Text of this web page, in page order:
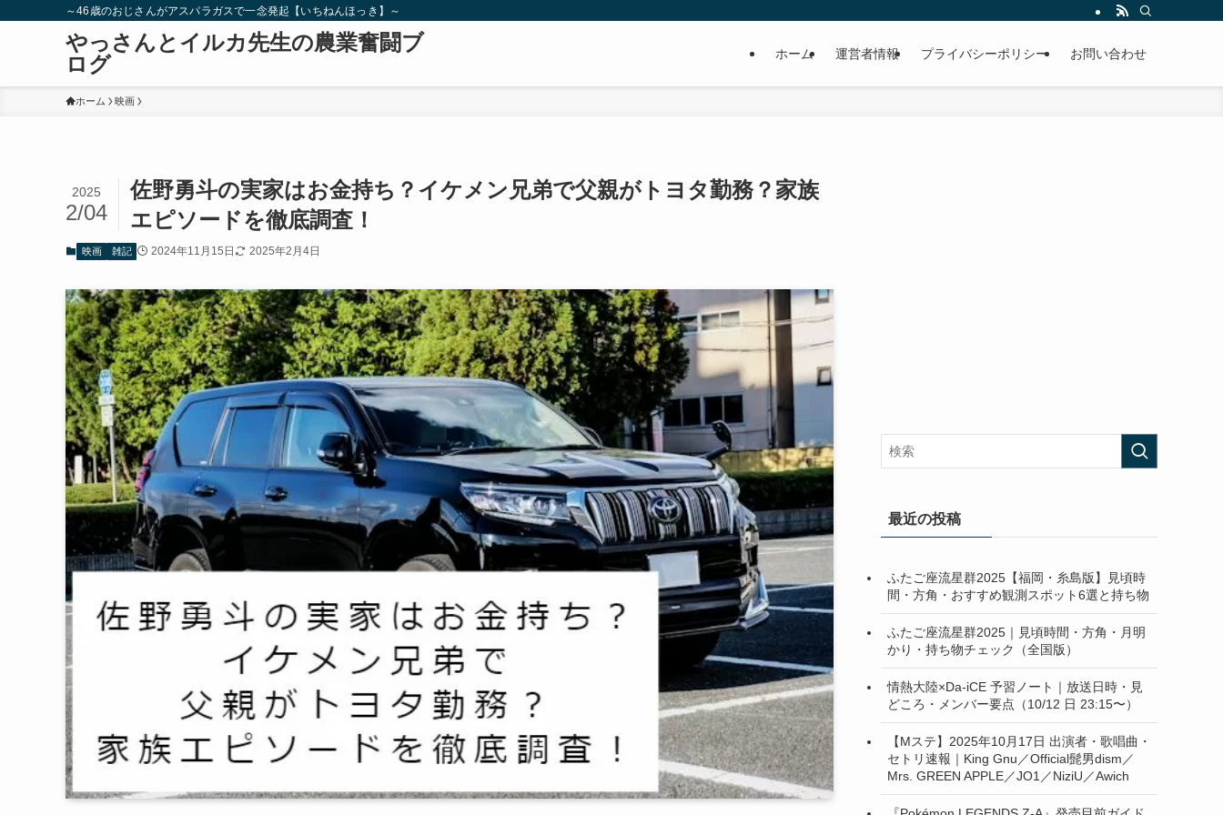
～46歳のおじさんがアスパラガスで一念発起【いちねんほっき】～
やっさんとイルカ先生の農業奮闘ブ
ログ
ホーム 運営者情報 プライバシーポリシー お問い合わせ
ホーム 映画
佐野勇斗の実家はお金持ち？イケメン兄弟で父親がトヨタ勤務？家族
エピソードを徹底調査！
2025
2/04
映画 雑記 2024年11月15日 2025年2月4日
最近の投稿
ふたご座流星群2025【福岡・糸島版】見頃時
間・方角・おすすめ観測スポット6選と持ち物
ふたご座流星群2025｜見頃時間・方角・月明
かり・持ち物チェック（全国版）
情熱大陸×Da-iCE 予習ノート｜放送日時・見
どころ・メンバー要点（10/12 日 23:15〜）
【Mステ】2025年10月17日 出演者・歌唱曲・
セトリ速報｜King Gnu／Official髭男dism／
Mrs. GREEN APPLE／JO1／NiziU／Awich